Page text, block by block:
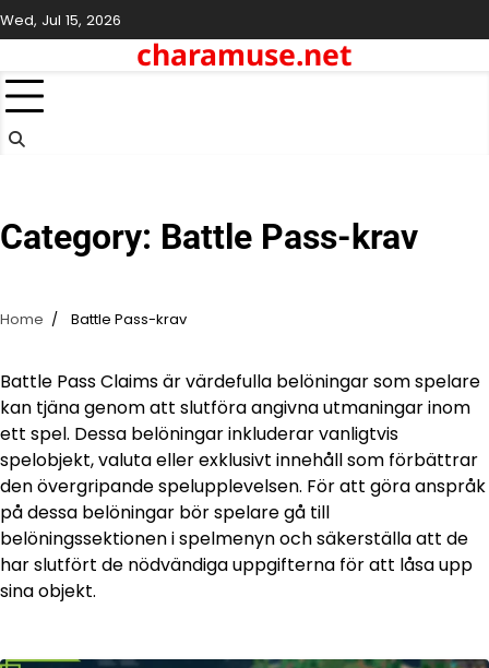
Skip
to
Wed, Jul 15, 2026
charamuse.net
Category: Battle Pass-krav
Home Battle Pass-krav
Battle Pass Claims är värdefulla belöningar som spelare
kan tjäna genom att slutföra angivna utmaningar inom
ett spel. Dessa belöningar inkluderar vanligtvis
spelobjekt, valuta eller exklusivt innehåll som förbättrar
den övergripande spelupplevelsen. För att göra anspråk
på dessa belöningar bör spelare gå till
belöningssektionen i spelmenyn och säkerställa att de
har slutfört de nödvändiga uppgifterna för att låsa upp
sina objekt.